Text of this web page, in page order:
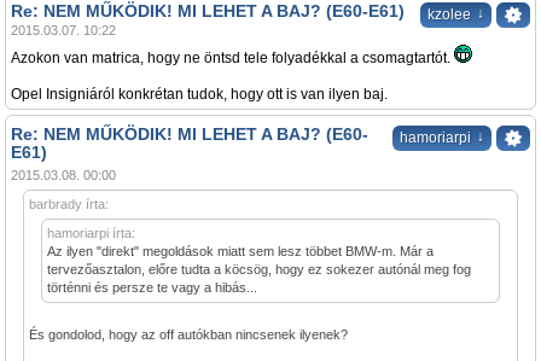
kzolee ↓
Re: NEM MŰKÖDIK! MI LEHET A BAJ? (E60-E61)
2015.03.07. 10:22
Azokon van matrica, hogy ne öntsd tele folyadékkal a csomagtartót.
Opel Insigniáról konkrétan tudok, hogy ott is van ilyen baj.
hamoriarpi ↓
Re: NEM MŰKÖDIK! MI LEHET A BAJ? (E60-
E61)
2015.03.08. 00:00
barbrady írta:
hamoriarpi írta:
Az ilyen "direkt" megoldások miatt sem lesz többet BMW-m. Már a
tervezőasztalon, előre tudta a köcsög, hogy ez sokezer autónál meg fog
történni és persze te vagy a hibás...
És gondolod, hogy az off autókban nincsenek ilyenek?